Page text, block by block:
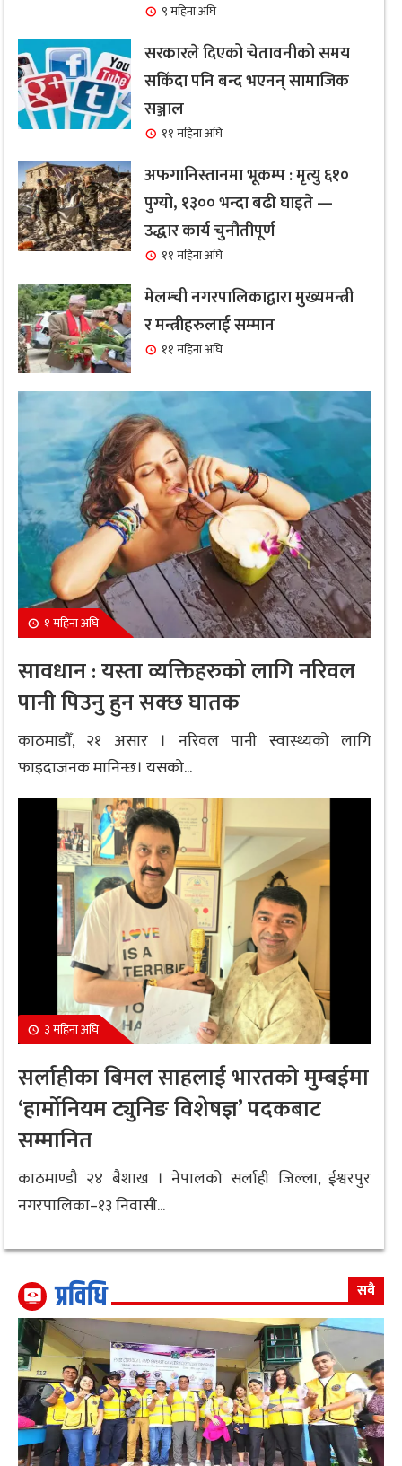
९ महिना अघि
सरकारले दिएको चेतावनीको समय
सकिँदा पनि बन्द भएनन् सामाजिक
सञ्जाल
११ महिना अघि
अफगानिस्तानमा भूकम्प : मृत्यु ६१०
पुग्यो, १३०० भन्दा बढी घाइते —
उद्धार कार्य चुनौतीपूर्ण
११ महिना अघि
मेलम्ची नगरपालिकाद्वारा मुख्यमन्त्री
र मन्त्रीहरुलाई सम्मान
११ महिना अघि
१ महिना अघि
सावधान : यस्ता व्यक्तिहरुको लागि नरिवल
पानी पिउनु हुन सक्छ घातक
काठमाडौँ, २१ असार । नरिवल पानी स्वास्थ्यको लागि
फाइदाजनक मानिन्छ। यसको...
३ महिना अघि
सर्लाहीका बिमल साहलाई भारतको मुम्बईमा
‘हार्मोनियम ट्युनिङ विशेषज्ञ’ पदकबाट
सम्मानित
काठमाण्डौ २४ बैशाख । नेपालको सर्लाही जिल्ला, ईश्वरपुर
नगरपालिका–१३ निवासी...
प्रविधि सबै